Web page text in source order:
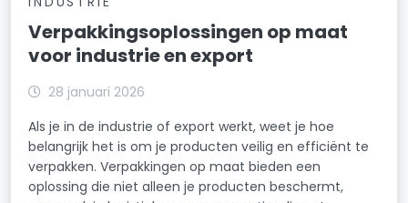
Verpakkingsoplossingen op maat
voor industrie en export
28 januari 2026
Als je in de industrie of export werkt, weet je hoe
belangrijk het is om je producten veilig en efficiënt te
verpakken. Verpakkingen op maat bieden een
oplossing die niet alleen je producten beschermt,